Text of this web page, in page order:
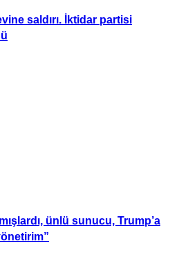
saldırı. İktidar partisi
ünlü sunucu, Trump’a